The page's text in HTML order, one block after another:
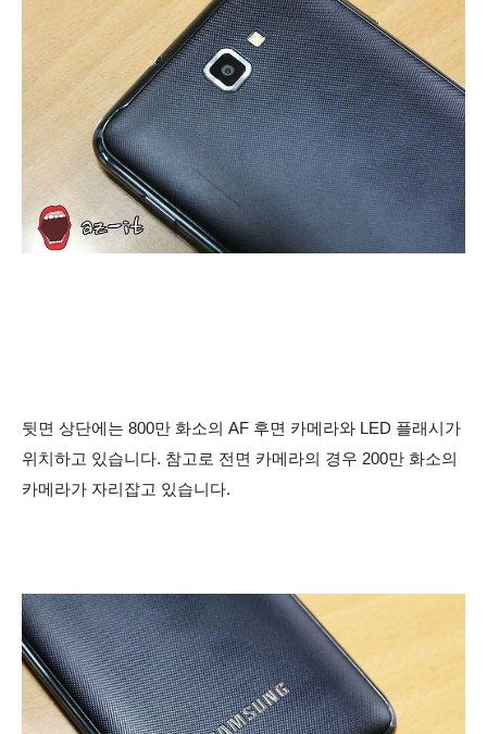
뒷면 상단에는 800만 화소의 AF 후면 카메라와 LED 플래시가
위치하고 있습니다. 참고로 전면 카메라의 경우 200만 화소의
카메라가 자리잡고 있습니다.